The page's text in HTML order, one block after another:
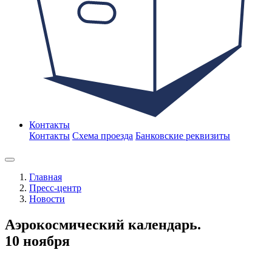
Контакты
Контакты Схема проезда Банковские реквизиты
Главная
Пресс-центр
Новости
Аэрокосмический календарь.
10 ноября